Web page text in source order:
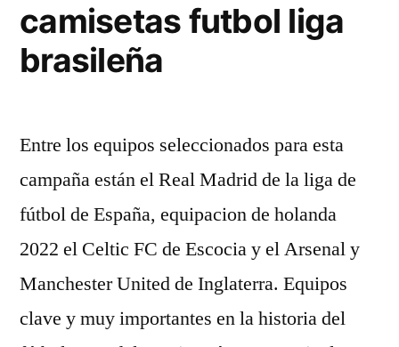
camisetas futbol liga
brasileña
Entre los equipos seleccionados para esta
campaña están el Real Madrid de la liga de
fútbol de España, equipacion de holanda
2022 el Celtic FC de Escocia y el Arsenal y
Manchester United de Inglaterra. Equipos
clave y muy importantes en la historia del